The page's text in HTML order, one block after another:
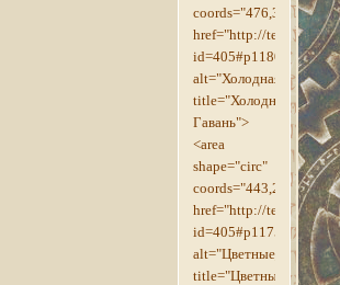
coords="476,386,17"
href="http://
id=405#p1180"
alt="Холодная_Гавань"
title="Холодная
Гавань">
<area
shape="circ"
coords="443,200,17"
href="http://
id=405#p1175"
title="Цветные